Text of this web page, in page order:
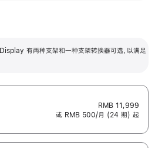
有两种支架和一种支架转换器可选，以满足
RMB 11,999
或 RMB 500/月 (24 期) 起